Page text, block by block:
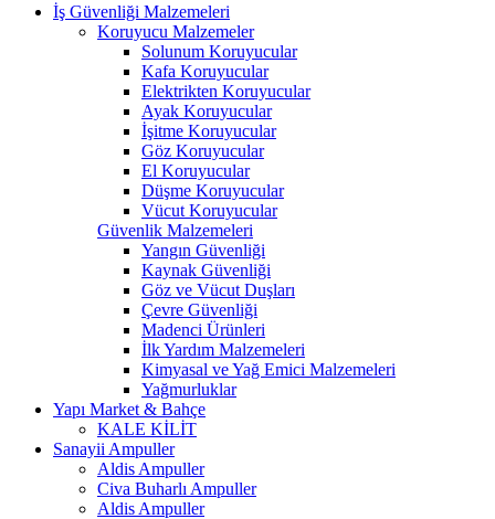
İş Güvenliği Malzemeleri
Koruyucu Malzemeler
Solunum Koruyucular
Kafa Koruyucular
Elektrikten Koruyucular
Ayak Koruyucular
İşitme Koruyucular
Göz Koruyucular
El Koruyucular
Düşme Koruyucular
Vücut Koruyucular
Güvenlik Malzemeleri
Yangın Güvenliği
Kaynak Güvenliği
Göz ve Vücut Duşları
Çevre Güvenliği
Madenci Ürünleri
İlk Yardım Malzemeleri
Kimyasal ve Yağ Emici Malzemeleri
Yağmurluklar
Yapı Market & Bahçe
KALE KİLİT
Sanayii Ampuller
Aldis Ampuller
Civa Buharlı Ampuller
Aldis Ampuller